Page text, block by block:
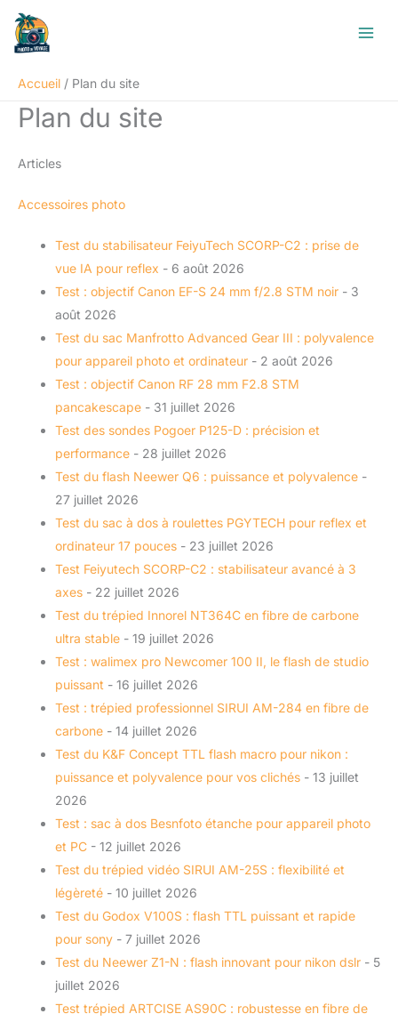
Aller
contenu
Accueil
Plan du site
Plan du site
Articles
Accessoires photo
Test du stabilisateur FeiyuTech SCORP-C2 : prise de
vue IA pour reflex - 6 août 2026
Test : objectif Canon EF-S 24 mm f/2.8 STM noir - 3
août 2026
Test du sac Manfrotto Advanced Gear III : polyvalence
pour appareil photo et ordinateur - 2 août 2026
Test : objectif Canon RF 28 mm F2.8 STM
pancakescape - 31 juillet 2026
Test des sondes Pogoer P125-D : précision et
performance - 28 juillet 2026
Test du flash Neewer Q6 : puissance et polyvalence -
27 juillet 2026
Test du sac à dos à roulettes PGYTECH pour reflex et
ordinateur 17 pouces - 23 juillet 2026
Test Feiyutech SCORP-C2 : stabilisateur avancé à 3
axes - 22 juillet 2026
Test du trépied Innorel NT364C en fibre de carbone
ultra stable - 19 juillet 2026
Test : walimex pro Newcomer 100 II, le flash de studio
puissant - 16 juillet 2026
Test : trépied professionnel SIRUI AM-284 en fibre de
carbone - 14 juillet 2026
Test du K&F Concept TTL flash macro pour nikon :
puissance et polyvalence pour vos clichés - 13 juillet
2026
Test : sac à dos Besnfoto étanche pour appareil photo
et PC - 12 juillet 2026
Test du trépied vidéo SIRUI AM-25S : flexibilité et
légèreté - 10 juillet 2026
Test du Godox V100S : flash TTL puissant et rapide
pour sony - 7 juillet 2026
Test du Neewer Z1-N : flash innovant pour nikon dslr - 5
juillet 2026
Test trépied ARTCISE AS90C : robustesse en fibre de